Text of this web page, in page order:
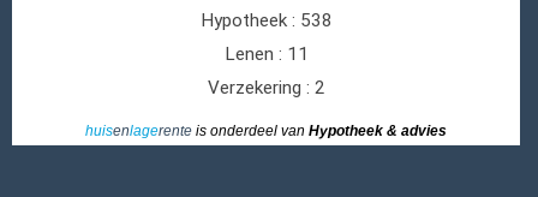
huisenlagerente is onderdeel van Hypotheek & advies